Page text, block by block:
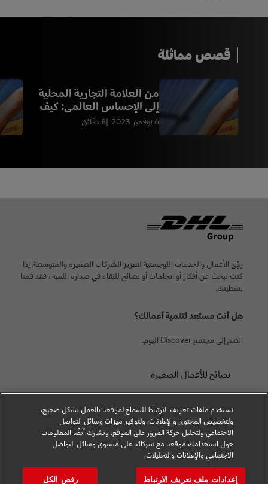
قصص مماثلة
من العلامة التجارية المحلية
إلى الإحساس العالمي: كيف
6 نوفمبر 2023 8 دقائق
رؤى الأعمال والخدمات اللوجستية لتعزيز الشركات الصغيرة والمتوسطة. إذا
كنت تبحث عن أفكار أو اتجاهات أو نصائح للبقاء في صدارة اللعبة ، فقد قمنا
بتغطيتك.
هل أنت مستعد لتنمية أعمالك؟
انضم إلى مجتمع Discover اليوم.
نصائح للأعمال الصغيرة
نصائح التجارة الإلكترونية
نصيحة B2B
المشورة اللوجستية
الأخبار والرؤى
نستخدم ملفات تعريف الارتباط للسماح لموقعنا بالعمل بشكل صحيح،
ولتخصيص المحتوى والإعلانات، ولتوفير ميزات وسائل التواصل
الاجتماعي ولتحليل حركة المرور على الموقع. ونشارك أيضًا المعلومات
حول استخدامك موقعنا مع شركائنا على مستوى وسائل التواصل
الاجتماعي والإعلانات والتحليلات.
إعدادات ملف تعريف الارتباط رفض الكل